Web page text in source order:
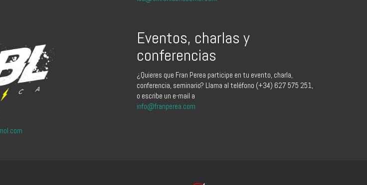
Eventos, charlas y
conferencias
¿Quieres que Fran Perea participe en tu evento, charla,
conferencia, seminario? Llama al teléfono (+34) 627 575 251,
o escribe un e-mail a
info@franperea.com